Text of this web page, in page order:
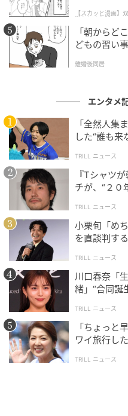
【スカッと漫画】
懲らしめた話
「朝からど
どもの習い
離婚後同居
エンタメ
「全然人集
した“誰も来
TRILL ニュース
『Tシャツ
チが、“２０
TRILL ニュース
小栗旬「め
を直談判す
TRILL ニュース
川口春奈「
緒」“合同誕
TRILL ニュース
「ちょっと
ワイ旅行し
TRILL ニュース